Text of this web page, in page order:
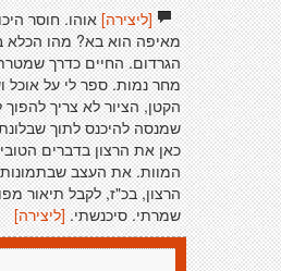
[ליצירה]אוהו. חוסר
מאיפה הוא בא? מהו
הגרדום. החיים כדרך
מחר נמות. ספר לי על אוכל
הקטן, הציור לא צריך
שמנסה להיכנס לתוך
כאן את הרצון בדברים
המוות. את העצב
הרצון, בכ"ז, לקבל תיאור
שמרתי. סיכנשתי. [ליצירה]